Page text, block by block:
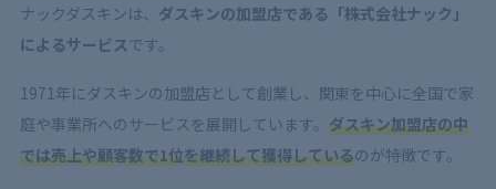
ナックダスキンは、 ダスキンの加盟店である「株式会社ナック」
によるサービスです。
1971年にダスキンの加盟店として創業し、関東を中心に全国で家
庭や事業所へのサービスを展開しています。 ダスキン加盟店の中
では売上や顧客数で1位を継続して獲得しているのが特徴です。